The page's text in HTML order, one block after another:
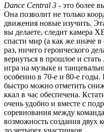
Dance Central 3 - это более
Она позволит не только
движения новые изучить.
вы делаете, следит камера
спасти мир (а как же иначе
раз, ничего героического
вернуться в прошлое и
игра на музыке и
особенно в 70-е и 80-е
быстро можно отметить
ккал в час обеспечена.
очень удобно и вместе с
соревнования между
возможность создания двух
до четырех участников.